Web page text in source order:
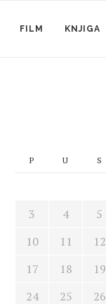
FILM KNJIGA
P U S
3
4 5
10
11 12
17
18 19
24
25 26